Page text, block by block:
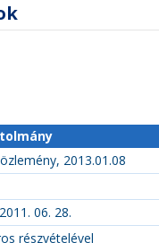
2013.01.08
06. 28.
részvételével